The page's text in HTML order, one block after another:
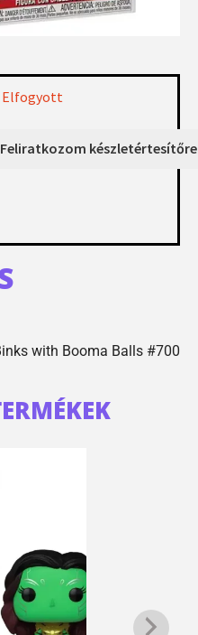
Elfogyott
with Booma Balls #700